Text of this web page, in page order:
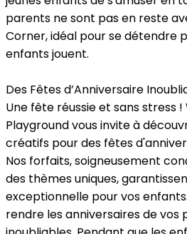
parents ne sont pas en reste
Corner, idéal pour se détendre
enfants jouent.
Des Fêtes d’Anniversaire
Une fête réussie et sans stress
Playground vous invite à
créatifs pour des fêtes
Nos forfaits, soigneusement
des thèmes uniques,
exceptionnelle pour vos
rendre les anniversaires de